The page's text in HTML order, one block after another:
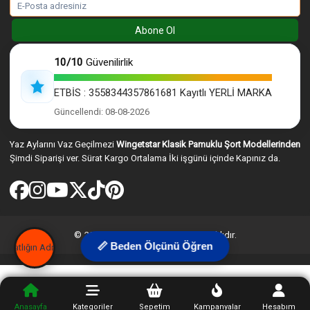
Abone Ol
10/10 Güvenilirlik
ETBİS : 3558344357861681 Kayıtlı YERLİ MARKA
Güncellendi: 08-08-2026
Yaz Aylarını Vaz Geçilmezi Wingetstar Klasik Pamuklu Şort Modellerinden
Şimdi Siparişi ver. Sürat Kargo Ortalama İki işgünü içinde Kapınız da.
© 2026 Wingetstar. Tüm hakları saklıdır.
Anasayfa Kategoriler Sepetim Kampanyalar Hesabım
📏 Beden Ölçünü Öğren